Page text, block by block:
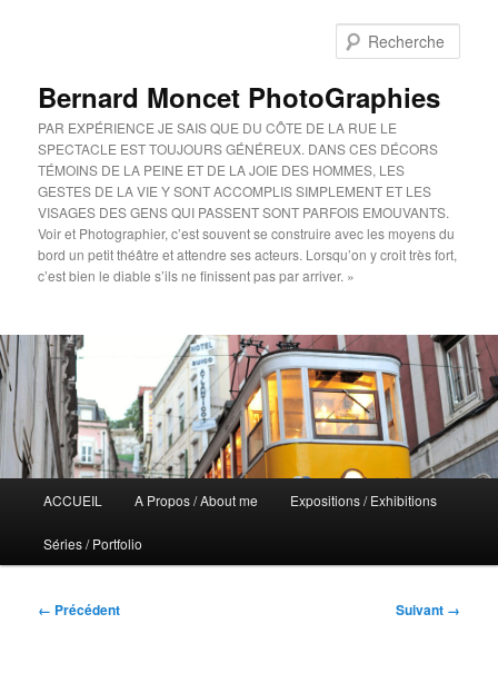
Bernard Moncet PhotoGraphies
PAR EXPÉRIENCE JE SAIS QUE DU CÔTE DE LA RUE LE
SPECTACLE EST TOUJOURS GÉNÉREUX. DANS CES DÉCORS
TÉMOINS DE LA PEINE ET DE LA JOIE DES HOMMES, LES
GESTES DE LA VIE Y SONT ACCOMPLIS SIMPLEMENT ET LES
VISAGES DES GENS QUI PASSENT SONT PARFOIS EMOUVANTS.
Voir et Photographier, c’est souvent se construire avec les moyens du
bord un petit théâtre et attendre ses acteurs. Lorsqu’on y croit très fort,
c’est bien le diable s’ils ne finissent pas par arriver. »
principal
ACCUEIL A Propos / About me Expositions / Exhibitions
Séries / Portfolio
Navigation
← Précédent Suivant →